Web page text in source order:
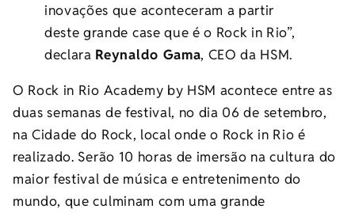
inovações que aconteceram a partir
deste grande case que é o Rock in Rio”,
declara Reynaldo Gama, CEO da HSM.
O Rock in Rio Academy by HSM acontece entre as
duas semanas de festival, no dia 06 de setembro,
na Cidade do Rock, local onde o Rock in Rio é
realizado. Serão 10 horas de imersão na cultura do
maior festival de música e entretenimento do
mundo, que culminam com uma grande